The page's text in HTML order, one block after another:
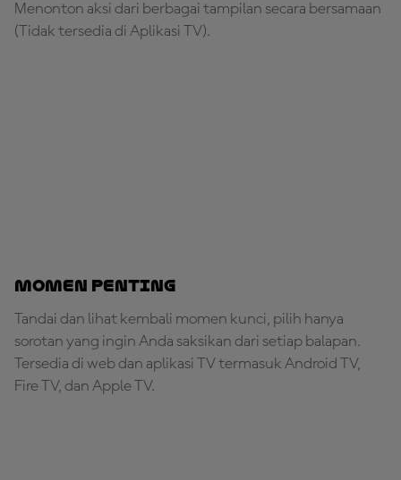
Menonton aksi dari berbagai tampilan secara bersamaan
(Tidak tersedia di Aplikasi TV).
Momen penting
Tandai dan lihat kembali momen kunci, pilih hanya
sorotan yang ingin Anda saksikan dari setiap balapan.
Tersedia di web dan aplikasi TV termasuk Android TV,
Fire TV, dan Apple TV.